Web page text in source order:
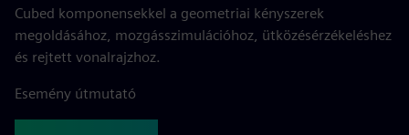
Cubed komponensekkel a geometriai kényszerek
megoldásához, mozgásszimulációhoz, ütközésérzékeléshez
és rejtett vonalrajzhoz.
Esemény útmutató